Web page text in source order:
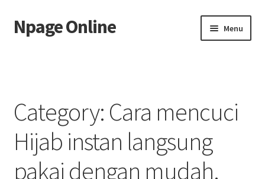
Skip
to
Skip
to
Npage Online Menu
Category: Cara mencuci
Hijab instan langsung
pakai dengan mudah.